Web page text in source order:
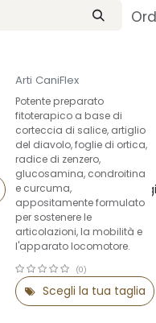
Confronta
Arti CaniFlex
Potente preparato
fitoterapico a base di
corteccia di salice, artiglio
del diavolo, foglie di ortica,
radice di zenzero,
glucosamina, condroitina
e curcuma,
appositamente formulato
per sostenere le
articolazioni, la mobilità e
l'apparato locomotore.
(0)
Scegli la tua taglia